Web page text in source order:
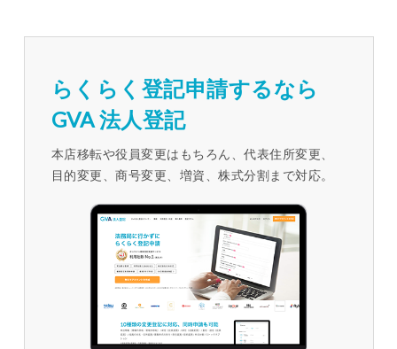
らくらく登記申請するなら
GVA 法人登記
本店移転や役員変更はもちろん、代表住所変更、
目的変更、商号変更、増資、株式分割まで対応。